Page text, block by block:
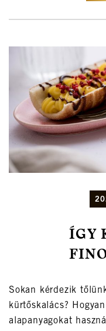
ÍGY
Sokan kérdezik
kürtőskalács?
alapanyagokat